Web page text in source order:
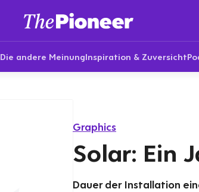
Die andere MeinungInspiration & Zuversicht
Graphics
Solar: Ein
Dauer der Installation